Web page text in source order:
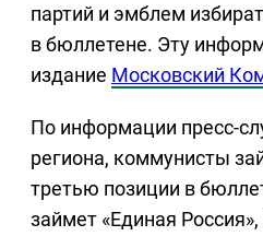
партий и эмблем
в бюллетене. Эту
издание Московский
По информации пресс-
региона, коммунисты
третью позиции в
займет «Единая